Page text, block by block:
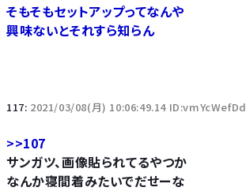
そもそもセットアップってなんや
興味ないとそれすら知らん
117: 2021/03/08(月) 10:06:49.14 ID:vmYcWefDd
>>107
サンガツ、画像貼られてるやつか
なんか寝間着みたいでだせーな